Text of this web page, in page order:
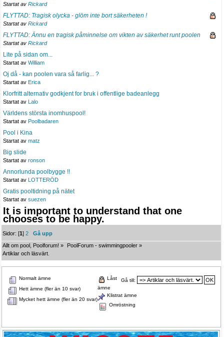
Startat av Rickard
FLYTTAD: Tragisk olycka - glöm inte bort säkerheten !
Startat av Rickard
FLYTTAD: Ännu en tragisk påminnelse om vikten av säkerhet runt poolen
Startat av Rickard
Lite på sidan om...
Startat av William
Oj då - kan poolen vara så farlig... ?
Startat av Erica
Klorfritt alternativ godkjent for bruk i offentlige badeanlegg
Startat av Lalo
Världens största inomhuspool!
Startat av Poolbadaren
Pool i Kina
Startat av matz
Big slide
Startat av ronson
Annorlunda poolbygge !!
Startat av LOTTERÖD
Gratis pooltidning på nätet
Startat av suezen
It is important to understand that one
chooses to be happy.
Sidor: [1]2
Gå upp
Allt om pool, Poolforum! » PoolForum - swimmingpooler »
Artiklar och läsvärt.
Gå till:
Normalt ämne
Hett ämne (fler än 10 svar)
Mycket hett ämne (fler än 20 svar)
Låst
ämne
Klistrat ämne
Omröstning